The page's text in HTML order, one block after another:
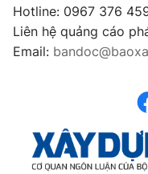
Hotline: 0967 376
Liên hệ quảng cáo
Email: